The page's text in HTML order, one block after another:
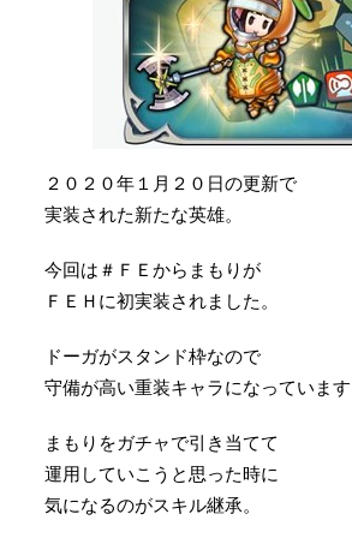
２０２０年１月２０日の更新で
実装された新たな英雄。
今回は＃ＦＥからまもりが
ＦＥＨに初実装されました。
ドーガがスタンド枠なので
守備が高い重装キャラになっていま
まもりをガチャで引き当てて
運用していこうと思った時に
気になるのがスキル継承。